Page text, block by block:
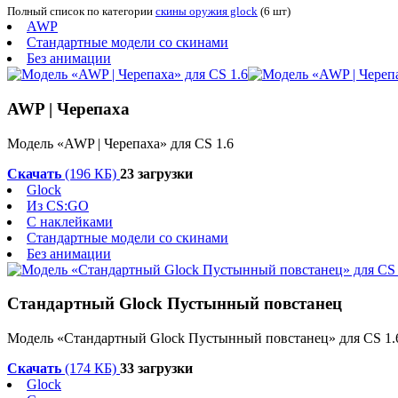
Полный список по категории скины оружия glock (6 шт)
AWP
Стандартные модели со скинами
Без анимации
AWP | Черепаха
Модель «AWP | Черепаха» для CS 1.6
Скачать (196 КБ) 23 загрузки
Glock
Из CS:GO
С наклейками
Стандартные модели со скинами
Без анимации
Стандартный Glock Пустынный повстанец
Модель «Стандартный Glock Пустынный повстанец» для CS
Скачать (174 КБ) 33 загрузки
Glock